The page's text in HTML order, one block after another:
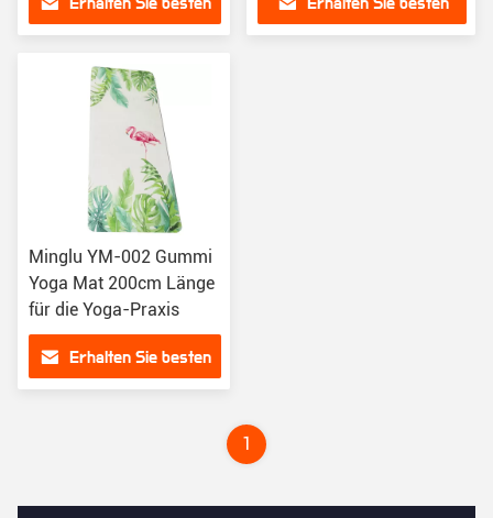
Yoga Pilates
Erhalten Sie besten Erhalten Sie besten
Minglu YM-002 Gummi
Yoga Mat 200cm Länge
für die Yoga-Praxis
Erhalten Sie besten
1